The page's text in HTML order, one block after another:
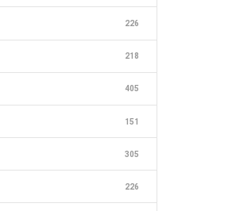
226
218
405
151
305
226